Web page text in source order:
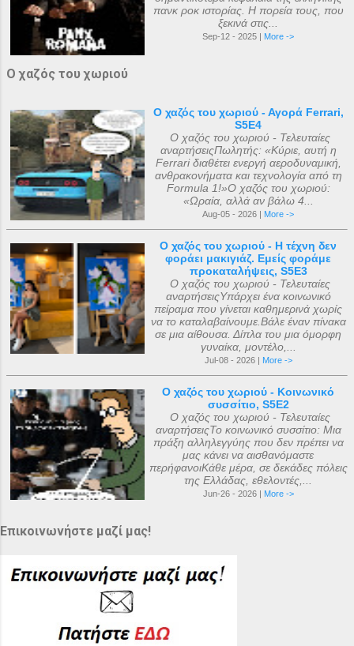
πανκ ροκ ιστορίας. Η πορεία τους, που
ξεκινά στις...
Sep-12 - 2025 | More ->
Ο χαζός του χωριού
Ο χαζός του χωριού - Αγορά Ferrari,
S5E4
Ο χαζός του χωριού - Τελευταίες
αναρτήσειςΠωλητής: «Κύριε, αυτή η
Ferrari διαθέτει ενεργή αεροδυναμική,
ανθρακονήματα και τεχνολογία από τη
Formula 1!»Ο χαζός του χωριού:
«Ωραία, αλλά αν βάλω 4...
Aug-05 - 2026 | More ->
Ο χαζός του χωριού - Η τέχνη δεν
φοράει μακιγιάζ. Εμείς φοράμε
προκαταλήψεις, S5E3
Ο χαζός του χωριού - Τελευταίες
αναρτήσειςΥπάρχει ένα κοινωνικό
πείραμα που γίνεται καθημερινά χωρίς
να το καταλαβαίνουμε.Βάλε έναν πίνακα
σε μια αίθουσα. Δίπλα του μια όμορφη
γυναίκα, μοντέλο,...
Jul-08 - 2026 | More ->
Ο χαζός του χωριού - Κοινωνικό
συσσίτιο, S5E2
Ο χαζός του χωριού - Τελευταίες
αναρτήσειςΤο κοινωνικό συσσίτιο: Μια
πράξη αλληλεγγύης που δεν πρέπει να
μας κάνει να αισθανόμαστε
περήφανοιΚάθε μέρα, σε δεκάδες πόλεις
της Ελλάδας, εθελοντές,...
Jun-26 - 2026 | More ->
Επικοινωνήστε μαζί μας!